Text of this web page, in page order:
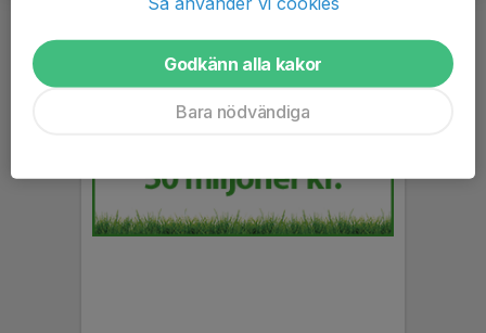
Godkänn alla kakor
Bara nödvändiga